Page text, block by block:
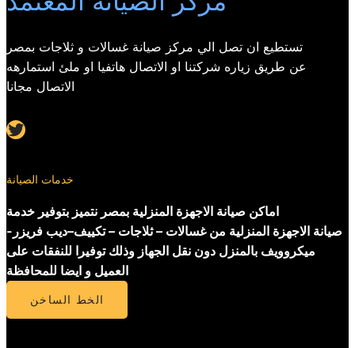
تستطيع ان تصل الي مركز صيانة غسالات و ثلاجات بمصر
عن طريق زياره شركتنا او الاتصال هاتفيا او ملئ استمارهه
الاتصال مجانا
Twitter
خدمات الصيانة
اماكن صيانة الاجهزة المنزلية بمصر نتميز بتوفير خدمة
صيانة الاجهزة المنزلية من غسالات – ثلاجات – تكييف–ديب فريزر-
ميكروويف بالمنزل دون نقل الجهاز وذلك توفيرا للنفقات على
العميل و ايضا للمحافظة
الخط الساخن